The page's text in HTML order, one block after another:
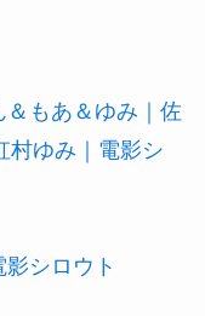
＆もあ＆ゆみ｜佐
村ゆみ｜電影シ
影シロウト